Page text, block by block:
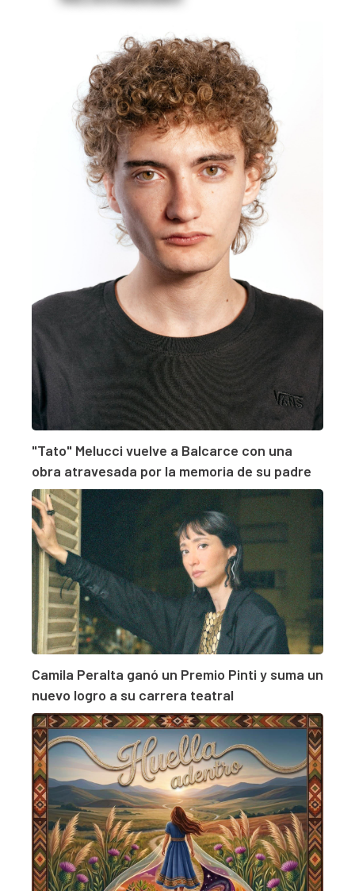
"Tato" Melucci vuelve a Balcarce con una
obra atravesada por la memoria de su padre
Camila Peralta ganó un Premio Pinti y suma un
nuevo logro a su carrera teatral